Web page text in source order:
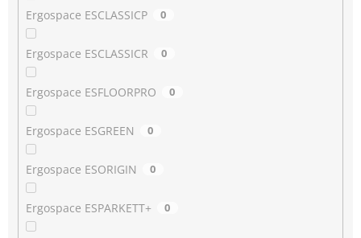
Ergospace ESCLASSICP 0
Ergospace ESCLASSICR 0
Ergospace ESFLOORPRO 0
Ergospace ESGREEN 0
Ergospace ESORIGIN 0
Ergospace ESPARKETT+ 0